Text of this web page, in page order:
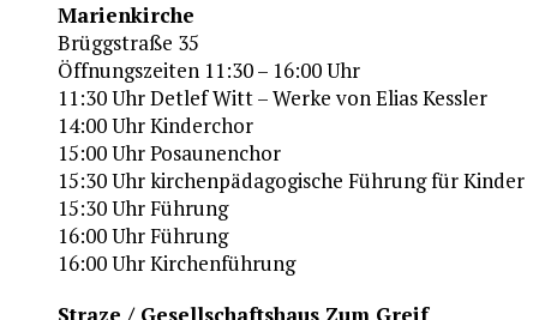
Marienkirche
Brüggstraße 35
Öffnungszeiten 11:30 – 16:00 Uhr
11:30 Uhr Detlef Witt – Werke von Elias Kessler
14:00 Uhr Kinderchor
15:00 Uhr Posaunenchor
15:30 Uhr kirchenpädagogische Führung für Kinder
15:30 Uhr Führung
16:00 Uhr Führung
16:00 Uhr Kirchenführung